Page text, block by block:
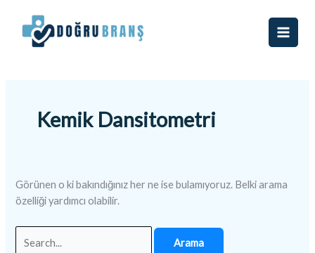
Kemik Dansitometri
Görünen o ki bakındığınız her ne ise bulamıyoruz. Belki arama
özelliği yardımcı olabilir.
for: